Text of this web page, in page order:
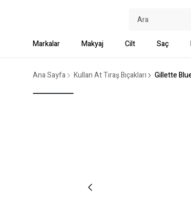
Markalar Makyaj Cilt Saç
Ana Sayfa Kullan At Tıraş Bıçakları Gillette